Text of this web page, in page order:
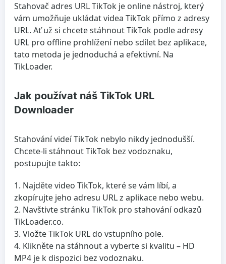
Stahovač adres URL TikTok je online nástroj, který
vám umožňuje ukládat videa TikTok přímo z adresy
URL. Ať už si chcete stáhnout TikTok podle adresy
URL pro offline prohlížení nebo sdílet bez aplikace,
tato metoda je jednoduchá a efektivní. Na
TikLoader.
Jak používat náš TikTok URL
Downloader
Stahování videí TikTok nebylo nikdy jednodušší.
Chcete-li stáhnout TikTok bez vodoznaku,
postupujte takto:
Najděte video TikTok, které se vám líbí, a
zkopírujte jeho adresu URL z aplikace nebo webu.
Navštivte stránku TikTok pro stahování odkazů
TikLoader.co.
Vložte TikTok URL do vstupního pole.
Klikněte na stáhnout a vyberte si kvalitu – HD
MP4 je k dispozici bez vodoznaku.